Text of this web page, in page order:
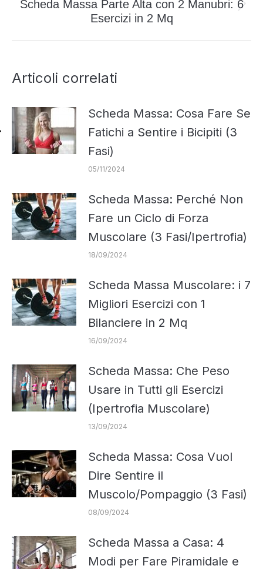
Prossimo
Scheda Massa Parte Alta con 2 Manubri: 6
Esercizi in 2 Mq
Articoli correlati
Scheda Massa: Cosa Fare Se
Fatichi a Sentire i Bicipiti (3
Fasi)
05/11/2024
Scheda Massa: Perché Non
Fare un Ciclo di Forza
Muscolare (3 Fasi/Ipertrofia)
18/09/2024
Scheda Massa Muscolare: i 7
Migliori Esercizi con 1
Bilanciere in 2 Mq
16/09/2024
Scheda Massa: Che Peso
Usare in Tutti gli Esercizi
(Ipertrofia Muscolare)
13/09/2024
Scheda Massa: Cosa Vuol
Dire Sentire il
Muscolo/Pompaggio (3 Fasi)
08/09/2024
Scheda Massa a Casa: 4
Modi per Fare Piramidale e